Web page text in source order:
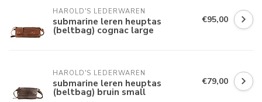
HAROLD'S LEDERWAREN
submarine leren heuptas
(beltbag) cognac large
€95,00
HAROLD'S LEDERWAREN
submarine leren heuptas
(beltbag) bruin small
€79,00